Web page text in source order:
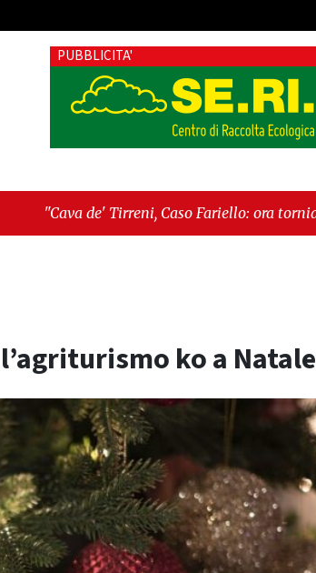
PUBBLICITA'
Caso Fariello: ora torniamo ai problemi veri"
ko a Natale